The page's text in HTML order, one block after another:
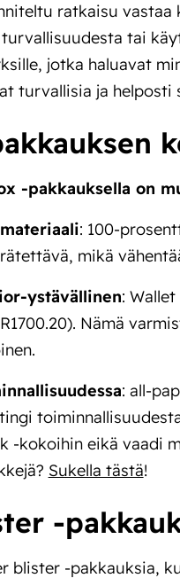
ratkaisu vastaa
tai
jotka haluavat
turvallisia ja
-pakkauksella on
: 100-
mikä
ystävällinen:
Nämä
: all-
-kokoihin eikä vaadi
Sukella tästä!
-
blister -pakkauksia,